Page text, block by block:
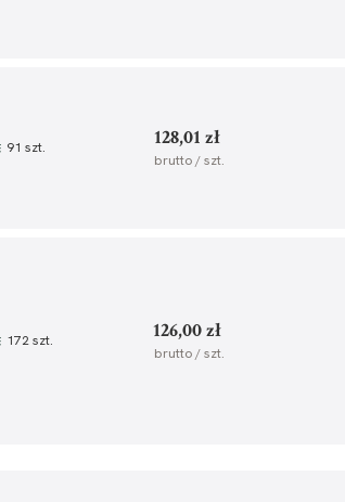
91 szt. 128,01 zł
brutto / szt.
172 szt. 126,00 zł
brutto / szt.